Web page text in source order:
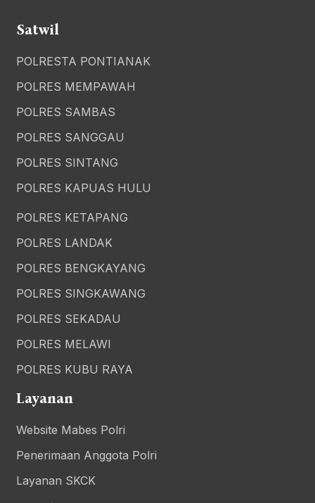
Satwil
POLRESTA PONTIANAK
POLRES MEMPAWAH
POLRES SAMBAS
POLRES SANGGAU
POLRES SINTANG
POLRES KAPUAS HULU
POLRES KETAPANG
POLRES LANDAK
POLRES BENGKAYANG
POLRES SINGKAWANG
POLRES SEKADAU
POLRES MELAWI
POLRES KUBU RAYA
Layanan
Website Mabes Polri
Penerimaan Anggota Polri
Layanan SKCK